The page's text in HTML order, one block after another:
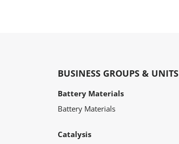
BUSINESS GROUPS & UNITS
Battery Materials
Battery Materials
Catalysis